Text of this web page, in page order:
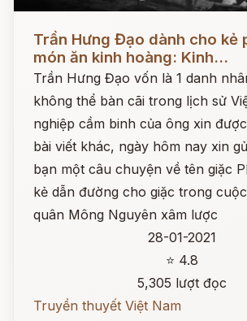
Đọc ngay
Trần Hưng Đạo dành cho kẻ
món ăn kinh hoàng: Kinh...
Trần Hưng Đạo vốn là 1 danh
không thể bàn cãi trong lịch sử
nghiệp cầm binh của ông xin
bài viết khác, ngày hôm nay xin
bạn một câu chuyện về tên giặc
kẻ dẫn đường cho giặc trong
quân Mông Nguyên xâm lược
28-01-2021
⭐ 4.8
5,305 lượt đọc
Truyền thuyết Việt Nam